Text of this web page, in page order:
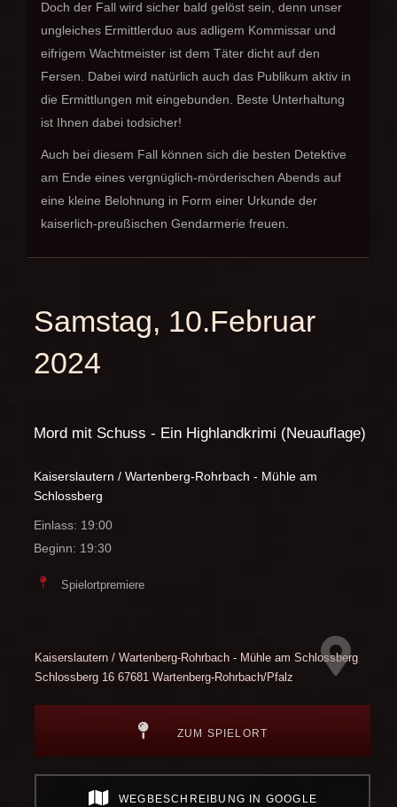
Doch der Fall wird sicher bald gelöst sein, denn unser
ungleiches Ermittlerduo aus adligem Kommissar und
eifrigem Wachtmeister ist dem Täter dicht auf den
Fersen. Dabei wird natürlich auch das Publikum aktiv in
die Ermittlungen mit eingebunden. Beste Unterhaltung
ist Ihnen dabei todsicher!
Auch bei diesem Fall können sich die besten Detektive
am Ende eines vergnüglich-mörderischen Abends auf
eine kleine Belohnung in Form einer Urkunde der
kaiserlich-preußischen Gendarmerie freuen.
Samstag, 10.Februar
2024
Mord mit Schuss - Ein Highlandkrimi (Neuauflage)
Kaiserslautern / Wartenberg-Rohrbach - Mühle am
Schlossberg
Einlass: 19:00
Beginn: 19:30
Spielortpremiere
Kaiserslautern / Wartenberg-Rohrbach - Mühle am Schlossberg
Schlossberg 16 67681 Wartenberg-Rohrbach/Pfalz
ZUM SPIELORT
WEGBESCHREIBUNG IN GOOGLE